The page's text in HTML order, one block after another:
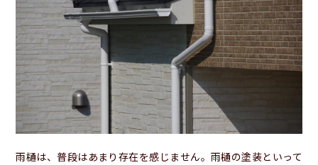
雨樋は、普段はあまり存在を感じません。雨樋の塗装といって